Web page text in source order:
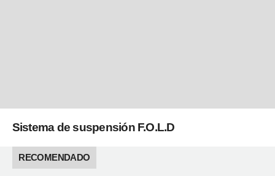
Sistema de suspensión F.O.L.D
RECOMENDADO